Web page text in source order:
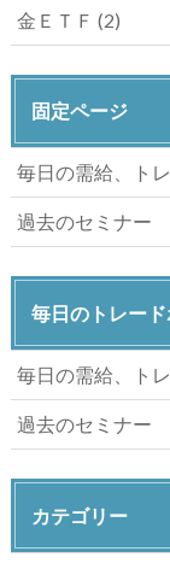
金ＥＴＦ (2)
固定ページ
毎日の需給、ト
過去のセミナー
毎日のトレー
毎日の需給、ト
過去のセミナー
カテゴリー